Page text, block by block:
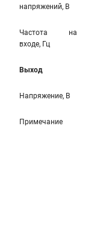
напряжений, В
Частота на
входе, Гц
Выход
Напряжение, В
Примечание